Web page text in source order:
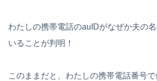
わたしの携帯電話のauIDがなぜか夫の
いることが判明！
このままだと、わたしの携帯電話番号